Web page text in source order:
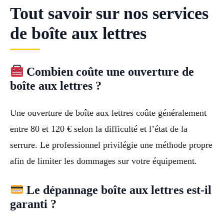
Tout savoir sur nos services
de boîte aux lettres
Combien coûte une ouverture de
boîte aux lettres ?
Une ouverture de boîte aux lettres coûte généralement
entre 80 et 120 € selon la difficulté et l’état de la
serrure. Le professionnel privilégie une méthode propre
afin de limiter les dommages sur votre équipement.
Le dépannage boîte aux lettres est-il
garanti ?